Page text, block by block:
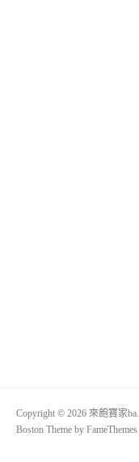
Copyright © 2026 來飽寶家ba.
Boston Theme by FameThemes